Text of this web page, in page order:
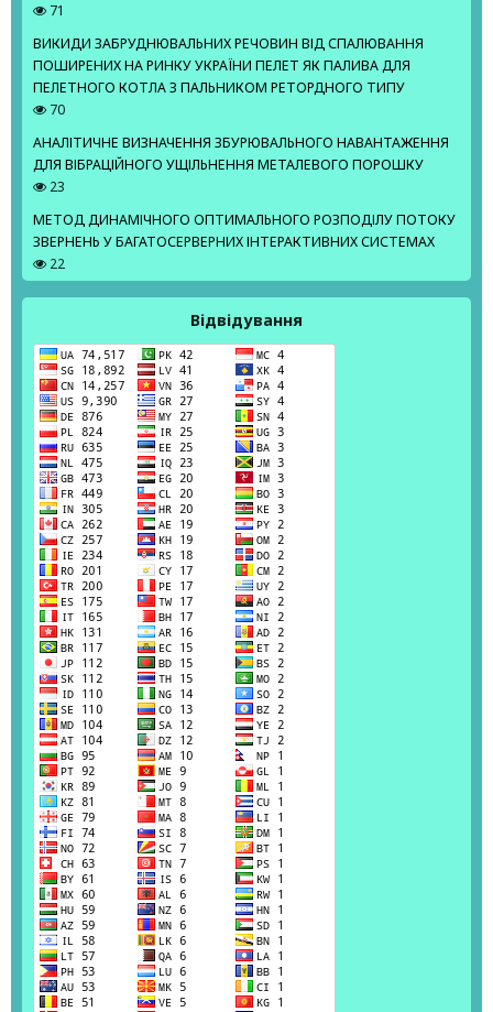
71
ВИКИДИ ЗАБРУДНЮВАЛЬНИХ РЕЧОВИН ВІД СПАЛЮВАННЯ
ПОШИРЕНИХ НА РИНКУ УКРАЇНИ ПЕЛЕТ ЯК ПАЛИВА ДЛЯ
ПЕЛЕТНОГО КОТЛА З ПАЛЬНИКОМ РЕТОРДНОГО ТИПУ
70
АНАЛІТИЧНЕ ВИЗНАЧЕННЯ ЗБУРЮВАЛЬНОГО НАВАНТАЖЕННЯ
ДЛЯ ВІБРАЦІЙНОГО УЩІЛЬНЕННЯ МЕТАЛЕВОГО ПОРОШКУ
23
МЕТОД ДИНАМІЧНОГО ОПТИМАЛЬНОГО РОЗПОДІЛУ ПОТОКУ
ЗВЕРНЕНЬ У БАГАТОСЕРВЕРНИХ ІНТЕРАКТИВНИХ СИСТЕМАХ
22
Відвідування